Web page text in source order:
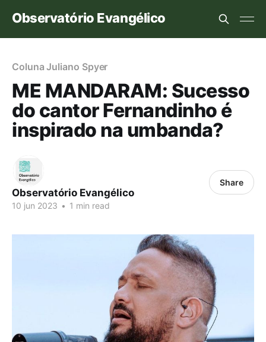
Observatório Evangélico
Coluna Juliano Spyer
ME MANDARAM: Sucesso
do cantor Fernandinho é
inspirado na umbanda?
Observatório Evangélico
10 jun 2023 • 1 min read
Share